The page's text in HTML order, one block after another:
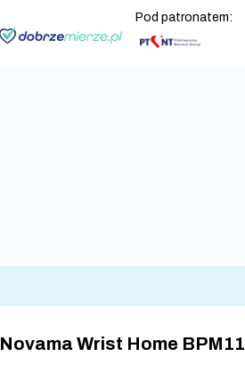
Pod patronatem:
Novama Wrist Home BPM11